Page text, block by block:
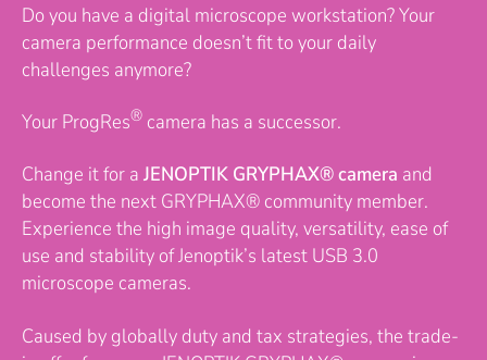
Do you have a digital microscope workstation? Your
camera performance doesn’t fit to your daily
challenges anymore?
Your ProgRes® camera has a successor.
Change it for a JENOPTIK GRYPHAX® camera and
become the next GRYPHAX® community member.
Experience the high image quality, versatility, ease of
use and stability of Jenoptik’s latest USB 3.0
microscope cameras.
Caused by globally duty and tax strategies, the trade-